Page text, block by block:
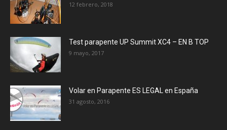
12 febrero, 2018
Test parapente UP Summit XC4 – EN B TOP
9 mayo, 2017
Volar en Parapente ES LEGAL en España
31 agosto, 2016